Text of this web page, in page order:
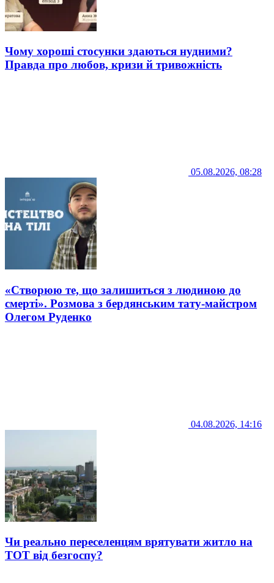
Чому хороші стосунки здаються нудними?
Правда про любов, кризи й тривожність
05.08.2026, 08:28
«Створюю те, що залишиться з людиною до
смерті». Розмова з бердянським тату-майстром
Олегом Руденко
04.08.2026, 14:16
Чи реально переселенцям врятувати житло на
ТОТ від безгоспу?